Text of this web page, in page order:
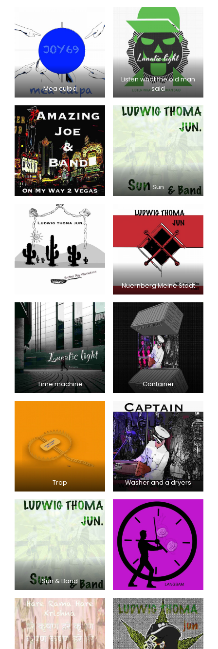
Mea culpa
Listen what the old man
said
Sun
Nuernberg Meine Stadt
Time machine Container
Trap Washer and a dryers
Sun & Band